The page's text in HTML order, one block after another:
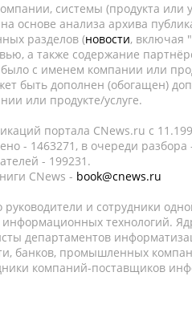
системы (продукта или
основе анализа архива
разделов (новости, включая
а также содержание
с именем компании или
быть дополнен (обогащен)
или продукте/услуге.
портала CNews.ru c
- 1463271, в очереди разбора
- 199231.
CNews - book@cnews.ru
и сотрудники
технологий.
департаментов
банков, промышленных
компаний-поставщиков